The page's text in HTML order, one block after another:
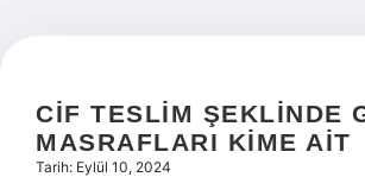
CIF TESLIM ŞEKLINDE
MASRAFLARI KIME AIT
Tarih: Eylül 10, 2024